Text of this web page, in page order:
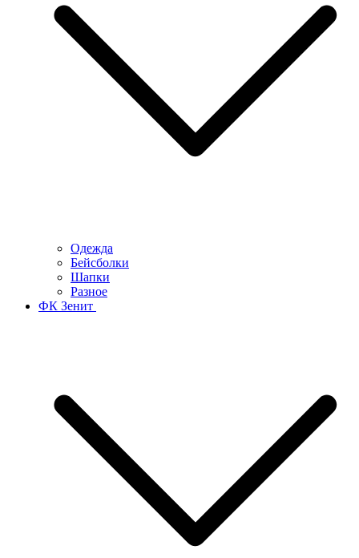
Одежда
Бейсболки
Шапки
Разное
ФК Зенит